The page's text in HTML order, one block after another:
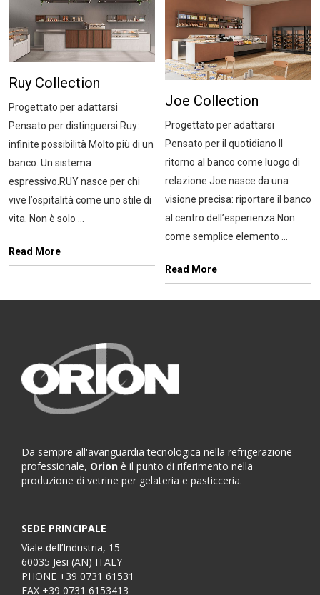
Ruy Collection
Progettato per adattarsi
Pensato per distinguersi Ruy:
infinite possibilità Molto più di un
banco. Un sistema
espressivo.RUY nasce per chi
vive l’ospitalità come uno stile di
vita. Non è solo ...
Read More
Joe Collection
Progettato per adattarsi
Pensato per il quotidiano Il
ritorno al banco come luogo di
relazione Joe nasce da una
visione precisa: riportare il banco
al centro dell’esperienza.Non
come semplice elemento ...
Read More
Da sempre all'avanguardia tecnologica nella refrigerazione
professionale, Orion è il punto di riferimento nella
produzione di vetrine per gelateria e pasticceria.
SEDE PRINCIPALE
Viale dell’Industria, 15
60035 Jesi (AN) ITALY
PHONE +39 0731 61531
FAX +39 0731 6153413